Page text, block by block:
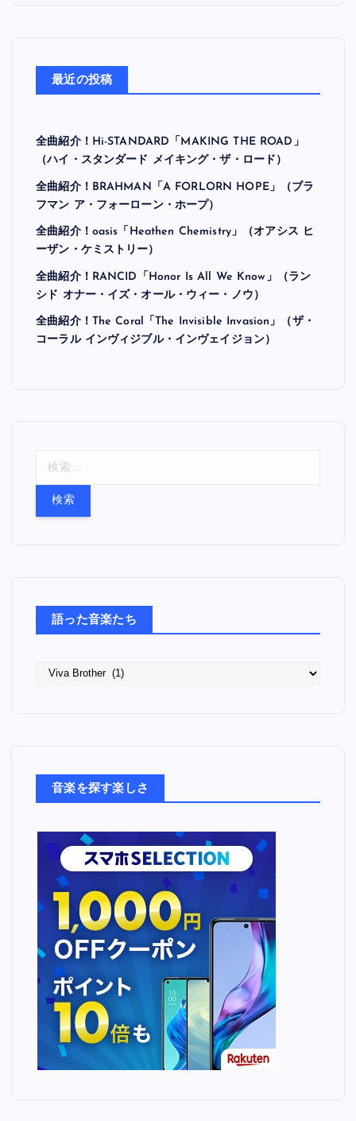
最近の投稿
全曲紹介！Hi-STANDARD「MAKING THE ROAD」
（ハイ・スタンダード メイキング・ザ・ロード）
全曲紹介！BRAHMAN「A FORLORN HOPE」（ブラ
フマン ア・フォーローン・ホープ）
全曲紹介！oasis「Heathen Chemistry」（オアシス ヒ
ーザン・ケミストリー）
全曲紹介！RANCID「Honor Is All We Know」（ラン
シド オナー・イズ・オール・ウィー・ノウ）
全曲紹介！The Coral「The Invisible Invasion」（ザ・
コーラル インヴィジブル・インヴェイジョン）
語った音楽たち
音楽を探す楽しさ